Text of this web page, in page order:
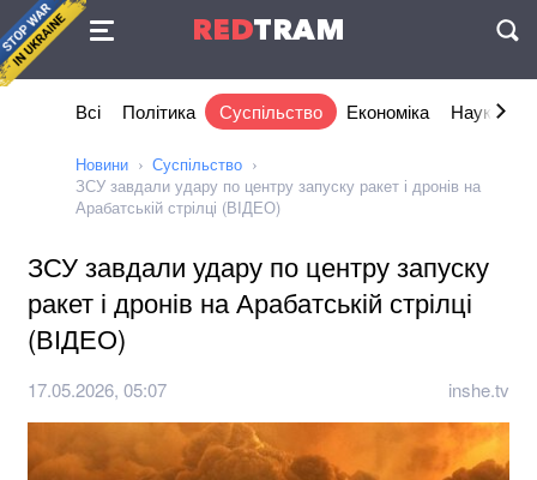
REDTRAM
Угода
Всі Політика Суспільство Економіка Наука та
Новини
Суспільство
ЗСУ завдали удару по центру запуску ракет і дронів на
Арабатській стрілці (ВІДЕО)
ЗСУ завдали удару по центру запуску
ракет і дронів на Арабатській стрілці
(ВІДЕО)
17.05.2026, 05:07 inshe.tv